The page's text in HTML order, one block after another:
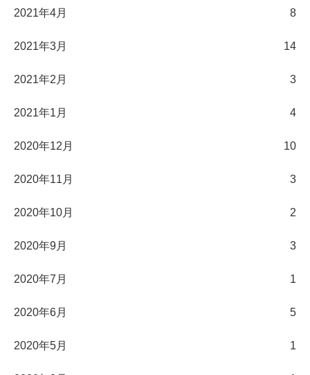
2021年4月 8
2021年3月 14
2021年2月 3
2021年1月 4
2020年12月 10
2020年11月 3
2020年10月 2
2020年9月 3
2020年7月 1
2020年6月 5
2020年5月 1